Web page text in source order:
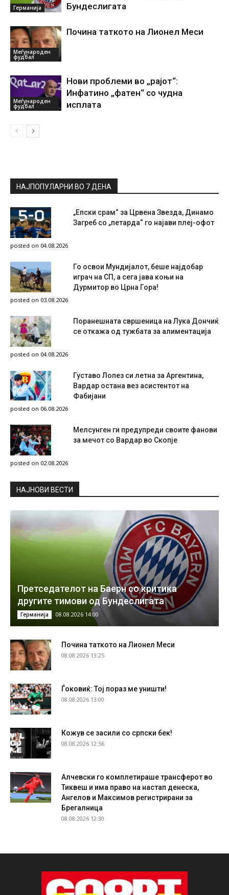
Германија
Бундеслигата
Меѓународен
фудбал
Почина таткото на Лионел Меси
Меѓународен
фудбал
Нови проблеми во „рајот“:
Инфатино „фатен“ со чудна
исплата
НАЈПОПУЛАРНИ ВО 7 ДЕНА
„Епски срам“ за Црвена Звезда, Динамо
Загреб со „петарда“ го најави плеј-офот
posted on 04.08.2026
Го освои Мундијалот, беше најдобар
играч на СП, а сега јава коњи на
Дурмитор во Црна Гора!
posted on 03.08.2026
Поранешната свршеница на Лука Дончиќ
се откажа од тужбата за алиментација
posted on 04.08.2026
Густаво Лопез си летна за Аргентина,
Вардар остана вез асистентот на
Фабијани
posted on 06.08.2026
Мелсунген ги предупреди своите фанови
за мечот со Вардар во Скопје
posted on 02.08.2026
НAЈНОВИ ВЕСТИ
Претседателот на Баерн со критика
другите тимови од Бундеслигата
Германија 08.08.2026 14:00
Почина таткото на Лионел Меси
08.08.2026 13:25
Ѓоковиќ: Тој пораз ме уништи!
08.08.2026 13:00
Кожув се засили со српски бек!
08.08.2026 12:56
Алчевски го комплетираше трансферот во
Тиквеш и има право на настап денеска,
Ангелов и Максимов регистрирани за
Брегалница
08.08.2026 12:30